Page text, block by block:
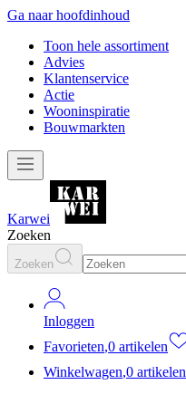
Ga naar hoofdinhoud
Toon hele assortiment
Advies
Klantenservice
Actie
Wooninspiratie
Bouwmarkten
Karwei
Zoeken
Zoeken
Inloggen
Favorieten,0 artikelen
Winkelwagen,0 artikelen